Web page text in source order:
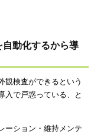
動化するから導
観検査ができるという
入で戸惑っている、と
ーション・維持メンテ